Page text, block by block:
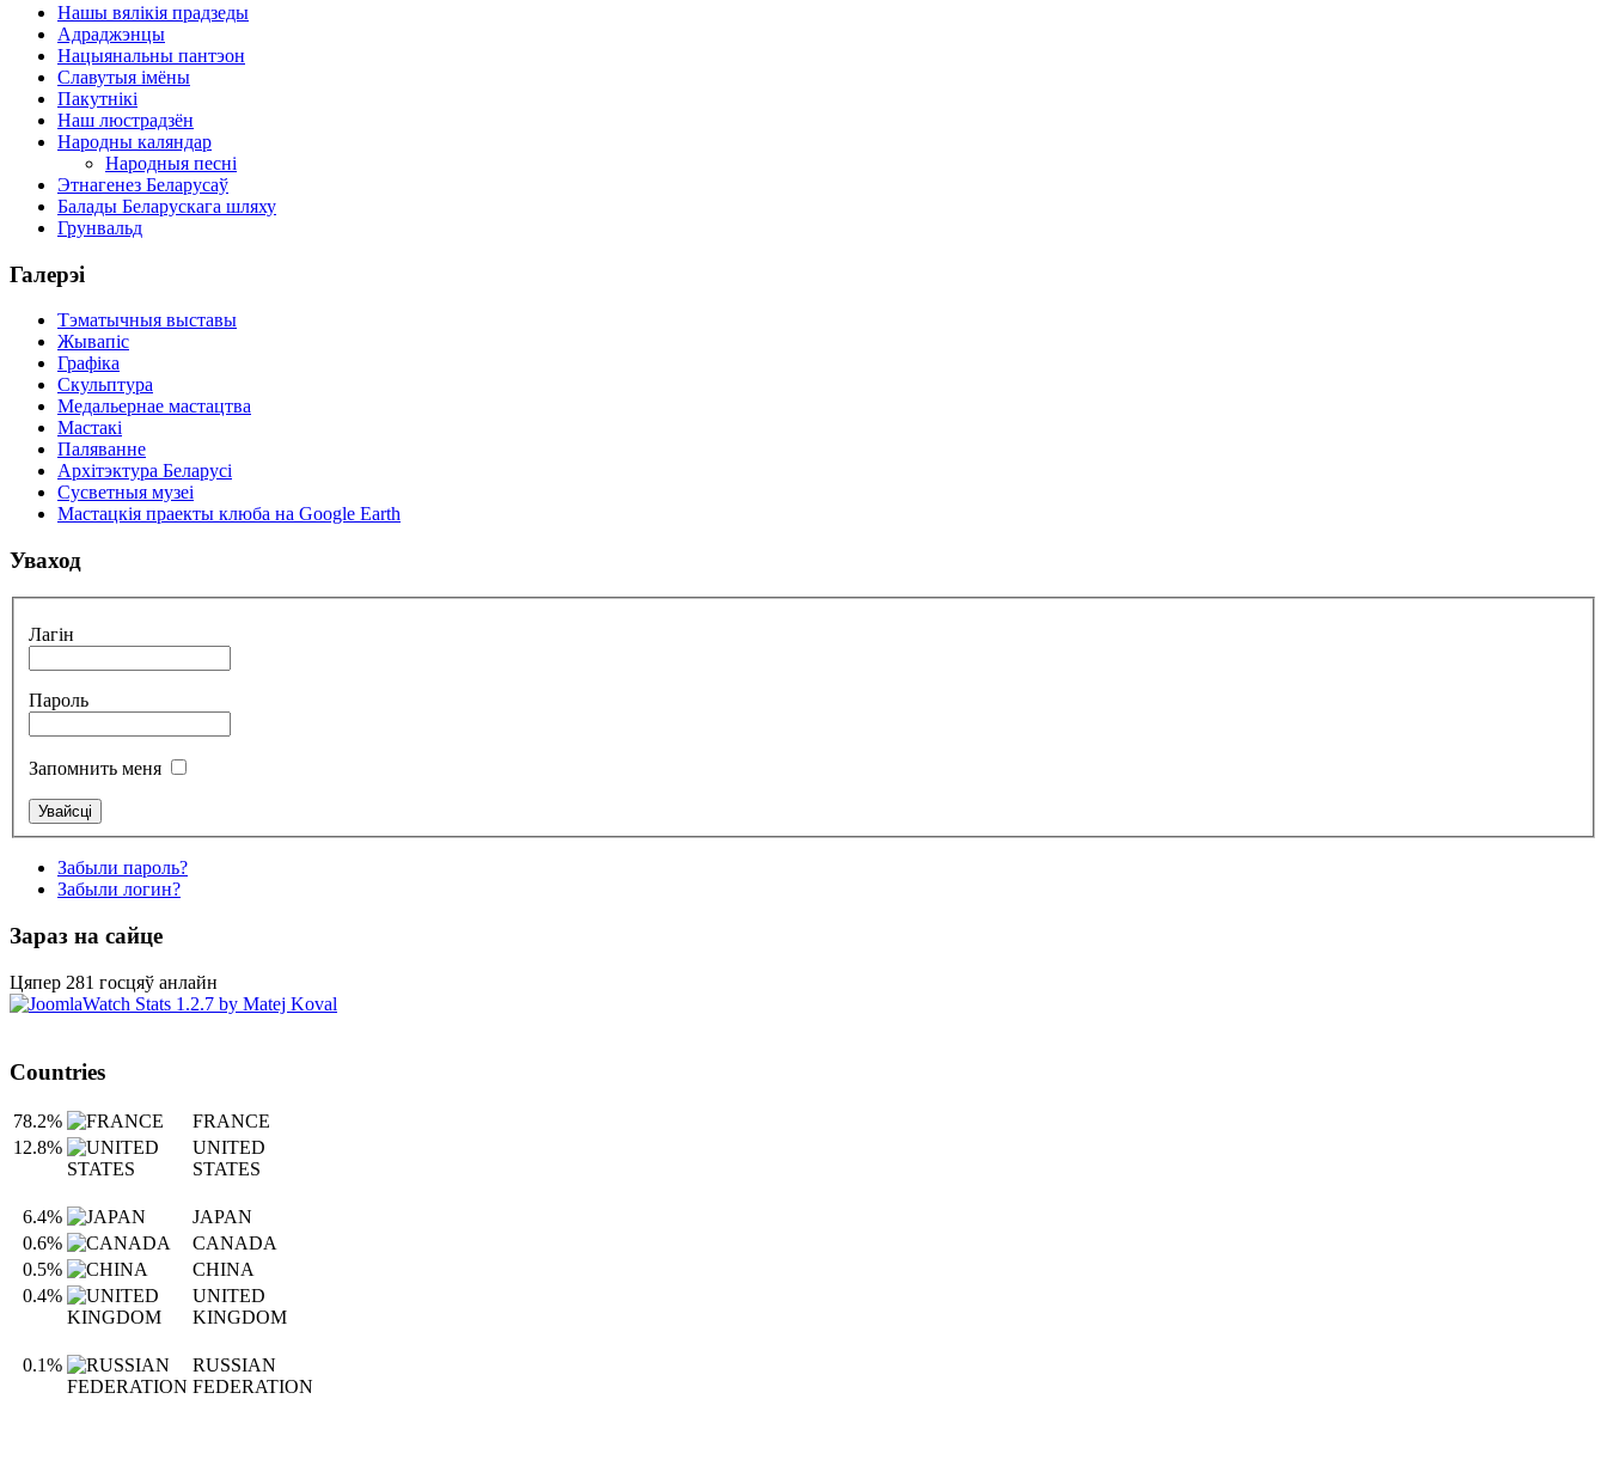
Нашы вялікія прадзеды
Адраджэнцы
Нацыянальны пантэон
Славутыя імёны
Пакутнікі
Наш люстрадзён
Народны каляндар
Народныя песні
Этнагенез Беларусаў
Балады Беларускага шляху
Грунвальд
Галерэі
Тэматычныя выставы
Жывапіс
Графіка
Скульптура
Медальернае мастацтва
Мастакі
Паляванне
Архітэктура Беларусі
Сусветныя музеі
Мастацкія праекты клюба на Google Earth
Уваход
Лагін
Пароль
Запомнить меня
Забыли пароль?
Забыли логин?
Зараз на сайце
Цяпер 281 госцяў анлайн
Countries
78.2%
FRANCE
12.8%
UNITED
STATES
6.4%
JAPAN
0.6%
CANADA
0.5%
CHINA
0.4%
UNITED
KINGDOM
0.1%
RUSSIAN
FEDERATION